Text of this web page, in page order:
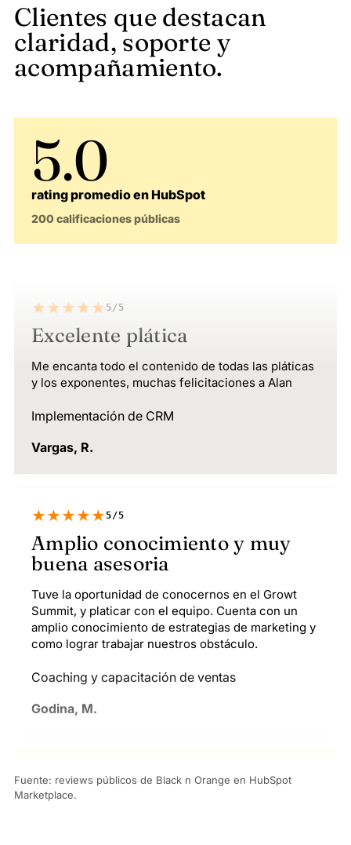
Clientes que destacan
claridad, soporte y
acompañamiento.
5.0
rating promedio en HubSpot
200 calificaciones públicas
★★★★★ 5/5
Excelente plática
Me encanta todo el contenido de todas las pláticas
y los exponentes, muchas felicitaciones a Alan
Implementación de CRM
Vargas, R.
★★★★★5/5
Amplio conocimiento y muy
buena asesoria
Tuve la oportunidad de conocernos en el Growt
Summit, y platicar con el equipo. Cuenta con un
amplio conocimiento de estrategias de marketing y
como lograr trabajar nuestros obstáculo.
Coaching y capacitación de ventas
Godina, M.
★★★★★5/5
Implementacion CRM
Fuente: reviews públicos de Black n Orange en HubSpot
Marketplace.